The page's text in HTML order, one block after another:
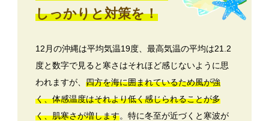
しっかりと対策を！
12月の沖縄は平均気温19度、最高気温の平均は21.2
度と数字で見ると寒さはそれほど感じないように思
われますが、 四方を海に囲まれているため風が強
く、体感温度はそれより低く感じられることが多
く、肌寒さが増します。特に冬至が近づくと寒波が